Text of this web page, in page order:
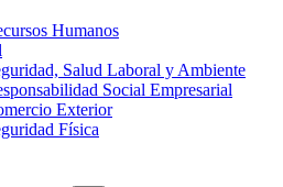
Humanos
Salud Laboral y Ambiente
Social Empresarial
Exterior
Física